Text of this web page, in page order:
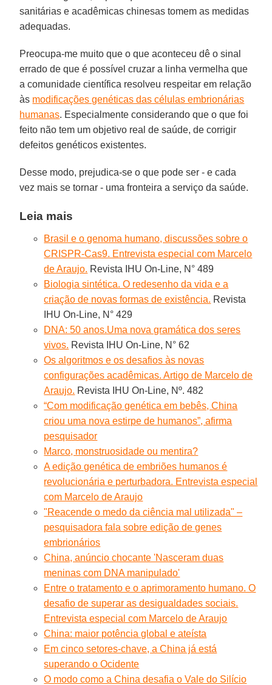
sanitárias e acadêmicas chinesas tomem as medidas
adequadas.
Preocupa-me muito que o que aconteceu dê o sinal
errado de que é possível cruzar a linha vermelha que
a comunidade científica resolveu respeitar em relação
às modificações genéticas das células embrionárias
humanas. Especialmente considerando que o que foi
feito não tem um objetivo real de saúde, de corrigir
defeitos genéticos existentes.
Desse modo, prejudica-se o que pode ser - e cada
vez mais se tornar - uma fronteira a serviço da saúde.
Leia mais
Brasil e o genoma humano, discussões sobre o
CRISPR-Cas9. Entrevista especial com Marcelo
de Araujo. Revista IHU On-Line, N° 489
Biologia sintética. O redesenho da vida e a
criação de novas formas de existência. Revista
IHU On-Line, N° 429
DNA: 50 anos.Uma nova gramática dos seres
vivos. Revista IHU On-Line, N° 62
Os algoritmos e os desafios às novas
configurações acadêmicas. Artigo de Marcelo de
Araujo. Revista IHU On-Line, Nº. 482
“Com modificação genética em bebês, China
criou uma nova estirpe de humanos”, afirma
pesquisador
Marco, monstruosidade ou mentira?
A edição genética de embriões humanos é
revolucionária e perturbadora. Entrevista especial
com Marcelo de Araujo
"Reacende o medo da ciência mal utilizada" –
pesquisadora fala sobre edição de genes
embrionários
China, anúncio chocante 'Nasceram duas
meninas com DNA manipulado'
Entre o tratamento e o aprimoramento humano. O
desafio de superar as desigualdades sociais.
Entrevista especial com Marcelo de Araujo
China: maior potência global e ateísta
Em cinco setores-chave, a China já está
superando o Ocidente
O modo como a China desafia o Vale do Silício